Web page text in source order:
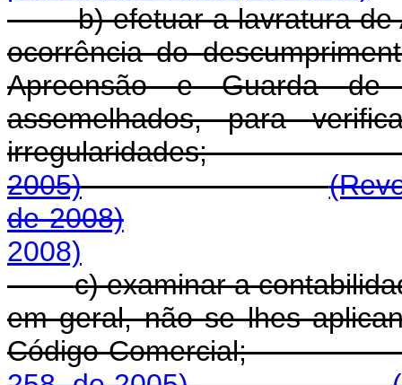
b) efetuar a lavratura
ocorrência do
Apreensão e Guarda de
assemelhados, para
2005)
de 2008)
2008)
c) examinar a
em geral, não se lhes
Código